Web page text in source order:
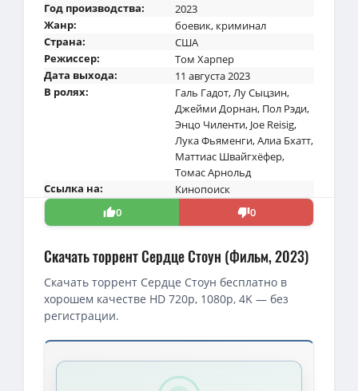
Год производства:
2023
Жанр:
боевик, криминал
Страна:
США
Режиссер:
Том Харпер
Дата выхода:
11 августа 2023
В ролях:
Галь Гадот,Лу Сыцзин,
Джейми Дорнан, Пол Рэди,
Энцо Чиленти, Joe Reisig,
Лука Фьяменги,Алиа Бхатт,
Маттиас Швайгхёфер,
Томас Арнольд
Ссылка на:
Кинопоиск
0
0
Скачать торрент Сердце Стоун (Фильм, 2023)
Скачать торрент Сердце Стоун бесплатно в
хорошем качестве HD 720p, 1080p, 4K — без
регистрации.
Скачать торрент — Сердце Стоун / Heart of Stone (2023)
Сердце Стоун / Heart of Stone / Agent Stone (Том Харпер / Tom